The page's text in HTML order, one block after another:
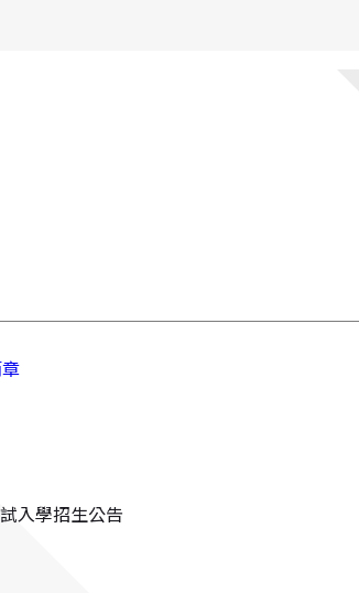
All Rights Reserved.
入學招生公告